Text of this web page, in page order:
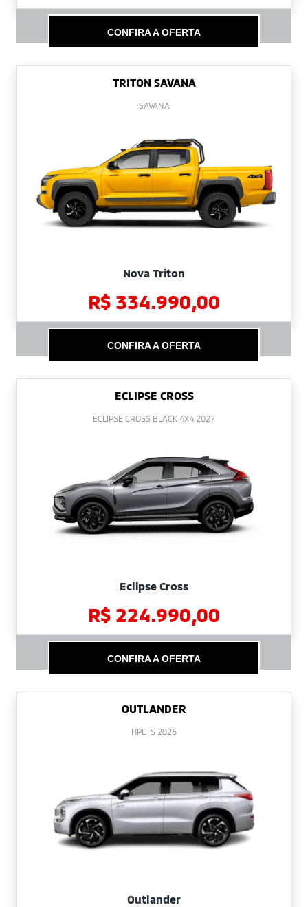
CONFIRA A OFERTA
TRITON SAVANA
SAVANA
Nova Triton
R$ 334.990,00
CONFIRA A OFERTA
ECLIPSE CROSS
ECLIPSE CROSS BLACK 4X4 2027
Eclipse Cross
R$ 224.990,00
CONFIRA A OFERTA
OUTLANDER
HPE-S 2026
Outlander